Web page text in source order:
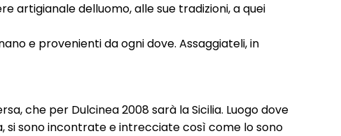
artigianale delluomo, alle sue tradizioni, a quei
e provenienti da ogni dove. Assaggiateli, in
che per Dulcinea 2008 sarà la Sicilia. Luogo dove
sono incontrate e intrecciate così come lo sono